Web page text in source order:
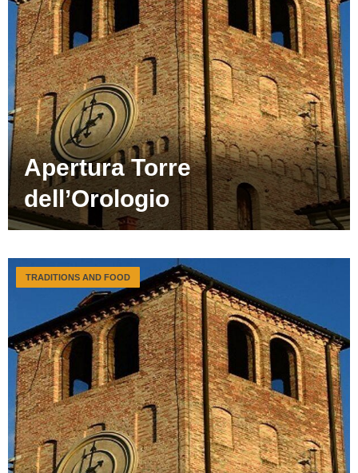
Apertura Torre
dell’Orologio
TRADITIONS AND FOOD